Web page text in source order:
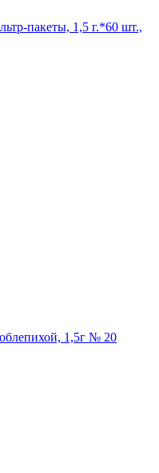
пакеты, 1,5 г.*60 шт.,
1,5г № 20